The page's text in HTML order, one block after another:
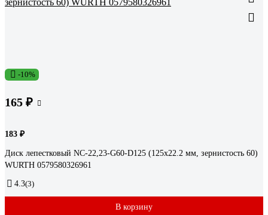
-10%
165 ₽
183 ₽
Диск лепестковый NC-22,23-G60-D125 (125х22.2 мм, зернистость 60)
WURTH 0579580326961
4.3(3)
В корзину